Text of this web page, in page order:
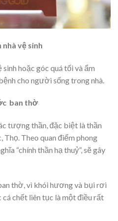
nhà vệ sinh
hoặc góc quá tối và ẩm
cho người sống trong nhà.
ban thờ
tượng thần, đặc biệt là thần
Thọ. Theo quan điểm phong
“chính thần hạ thuỷ”, sẽ gây
thờ, vì khói hương và bụi rơi
cá chết liên tục là một điều rất